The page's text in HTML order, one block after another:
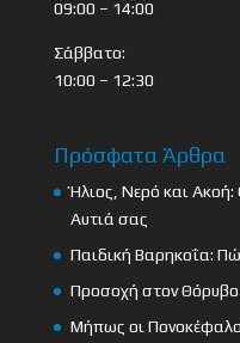
09:00 – 14:00
Σάββατο:
10:00 – 12:30
Πρόσφατα Άρθρα
Ήλιος, Νερό και Ακοή:
Αυτιά σας
Παιδική Βαρηκοΐα:
Προσοχή στον
Μήπως οι